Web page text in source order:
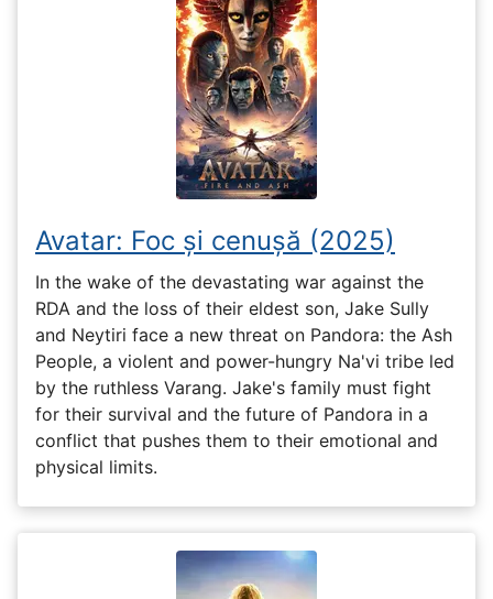
Avatar: Foc și cenușă (2025)
In the wake of the devastating war against the
RDA and the loss of their eldest son, Jake Sully
and Neytiri face a new threat on Pandora: the Ash
People, a violent and power-hungry Na'vi tribe led
by the ruthless Varang. Jake's family must fight
for their survival and the future of Pandora in a
conflict that pushes them to their emotional and
physical limits.